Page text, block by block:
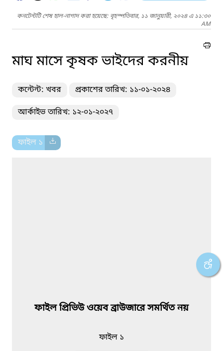
কনটেন্টটি শেষ হাল-নাগাদ করা হয়েছে: বৃহস্পতিবার, ১১ জানুয়ারী, ২০২৪ এ ১১:৩০
AM
মাঘ মাসে কৃষক ভাইদের করনীয়
কন্টেন্ট: খবর প্রকাশের তারিখ: ১১-০১-২০২৪
আর্কাইভ তারিখ: ১২-০১-২০২৭
ফাইল ১
ফাইল প্রিভিউ ওয়েব ব্রাউজারে সমর্থিত নয়
ফাইল ১